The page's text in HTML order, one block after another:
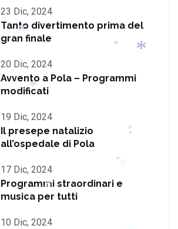
23 Dic, 2024
Tanto divertimento prima del
gran finale
20 Dic, 2024
Avvento a Pola – Programmi
modificati
19 Dic, 2024
Il presepe natalizio
all’ospedale di Pola
17 Dic, 2024
Programmi straordinari e
musica per tutti
10 Dic, 2024*
*
*
*